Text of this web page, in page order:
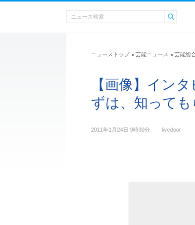
ニューストップ > 芸能ニュース > 芸能総
【画像】イン
ずは、知って
2011年1月24日 9時30分 livedoor